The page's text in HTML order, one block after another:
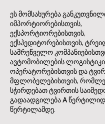
ეს მომსახურება
იმპორტიორებისთვის,
ექსპორტიორებისთვის,
ექსპედიტორებისთვის,
სამრეწველო
ავტომობილების
ოპერატორებისთვის და
მფლობელებისთვის,
სჭირდებათ ტვირთის
გადაადგილება A
წერტილამდე.